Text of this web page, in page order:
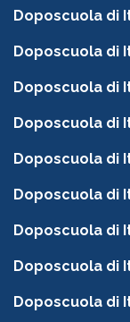
Doposcuola di
Doposcuola di
Doposcuola di
Doposcuola di
Doposcuola di
Doposcuola di
Doposcuola di
Doposcuola di
Doposcuola di